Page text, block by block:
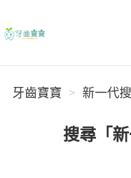
牙齒寶寶
牙齒寶寶 新一代
搜尋「